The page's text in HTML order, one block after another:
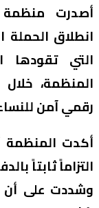
أصدرت منظمة
انطلاق الحملة
التي
المنظمة،
رقمي آمن
أكدت المنظمة
التزاماً ثابتاً
وشددت على أن